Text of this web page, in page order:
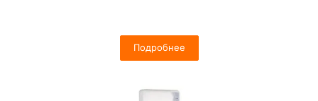
Подробнее